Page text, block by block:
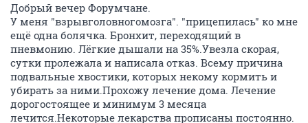
Добрый вечер Форумчане.
У меня "взрывголовногомозга". "прицепилась" ко мне
ещё одна болячка. Бронхит, переходящий в
пневмонию. Лёгкие дышали на 35%.Увезла скорая,
сутки пролежала и написала отказ. Всему причина
подвальные хвостики, которых некому кормить и
убирать за ними.Прохожу лечение дома. Лечение
дорогостоящее и минимум 3 месяца
лечится.Некоторые лекарства прописаны постоянно.